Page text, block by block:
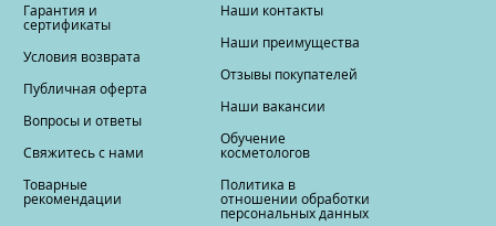
Гарантия и
сертификаты
Условия возврата
Публичная оферта
Вопросы и ответы
Свяжитесь с нами
Товарные
рекомендации
Наши контакты
Наши преимущества
Отзывы покупателей
Наши вакансии
Обучение
косметологов
Политика в
отношении обработки
персональных данных